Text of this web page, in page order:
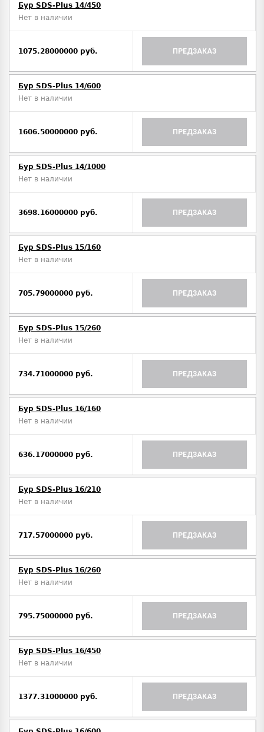
Бур SDS-Plus 14/450
Нет в наличии
1075.28000000 руб. ПРЕДЗАКАЗ
Бур SDS-Plus 14/600
Нет в наличии
1606.50000000 руб. ПРЕДЗАКАЗ
Бур SDS-Plus 14/1000
Нет в наличии
3698.16000000 руб. ПРЕДЗАКАЗ
Бур SDS-Plus 15/160
Нет в наличии
705.79000000 руб. ПРЕДЗАКАЗ
Бур SDS-Plus 15/260
Нет в наличии
734.71000000 руб. ПРЕДЗАКАЗ
Бур SDS-Plus 16/160
Нет в наличии
636.17000000 руб. ПРЕДЗАКАЗ
Бур SDS-Plus 16/210
Нет в наличии
717.57000000 руб. ПРЕДЗАКАЗ
Бур SDS-Plus 16/260
Нет в наличии
795.75000000 руб. ПРЕДЗАКАЗ
Бур SDS-Plus 16/450
Нет в наличии
1377.31000000 руб. ПРЕДЗАКАЗ